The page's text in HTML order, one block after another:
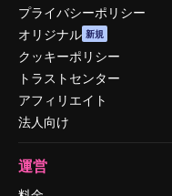
プライバシーポリシー
オリジナル 新規
クッキーポリシー
トラストセンター
アフィリエイト
法人向け
運営